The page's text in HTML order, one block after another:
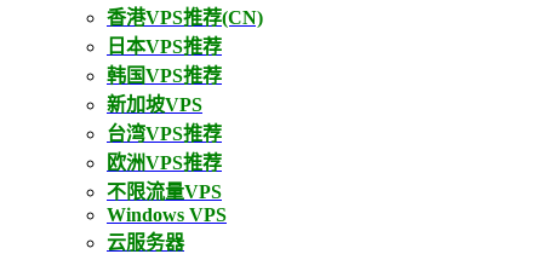
香港VPS推荐(CN)
日本VPS推荐
韩国VPS推荐
新加坡VPS
台湾VPS推荐
欧洲VPS推荐
不限流量VPS
Windows VPS
云服务器